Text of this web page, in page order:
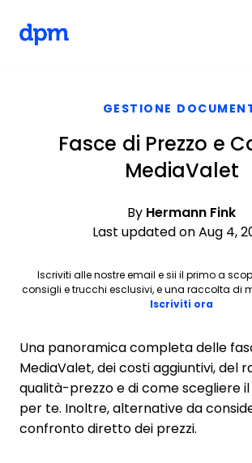
GESTIONE
Fasce di Prezzo e
MediaValet
By Hermann Fink
Last updated on Aug 4,
Iscriviti alle nostre email e sii il primo a
consigli e trucchi esclusivi, e una raccolta di
Iscriviti ora
Una panoramica completa delle
MediaValet, dei costi aggiuntivi, del
qualità-prezzo e di come scegliere
per te. Inoltre, alternative da
confronto diretto dei prezzi.